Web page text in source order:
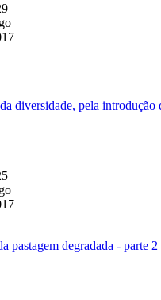
diversidade, pela
pastagem degradada - parte 2